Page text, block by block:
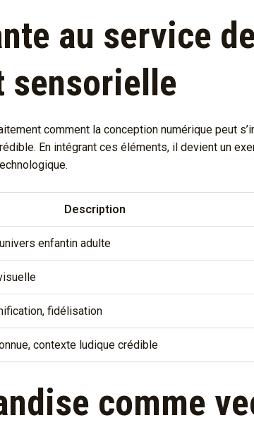
au service
sensorielle
comment la conception numérique peut
En intégrant ces éléments, il devient un
Description
enfantin adulte
fidélisation
contexte ludique crédible
comme